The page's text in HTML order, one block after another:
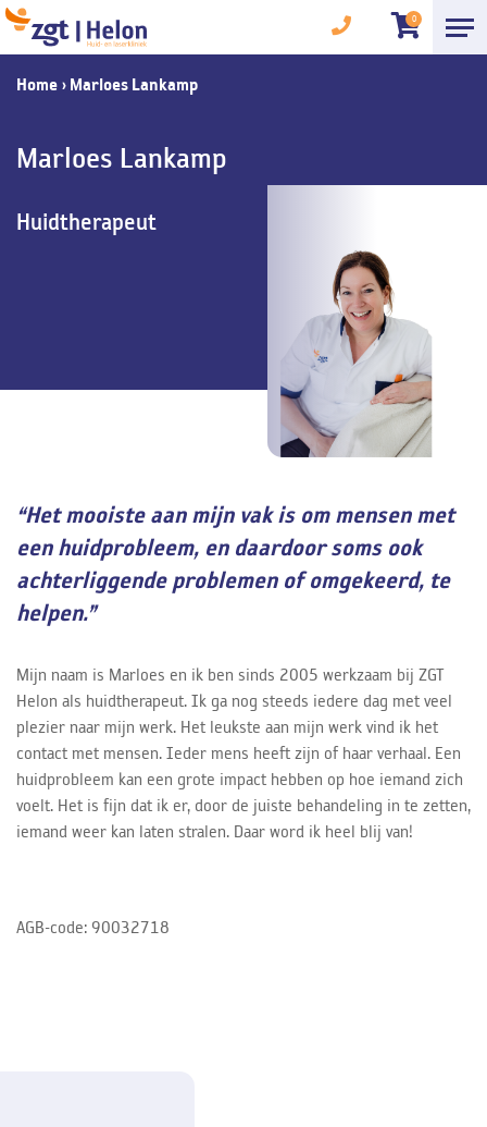
0
Home › Marloes Lankamp
Marloes Lankamp
Huidtherapeut
“Het mooiste aan mijn vak is om mensen met
een huidprobleem, en daardoor soms ook
achterliggende problemen of omgekeerd, te
helpen.”
Mijn naam is Marloes en ik ben sinds 2005 werkzaam bij ZGT
Helon als huidtherapeut. Ik ga nog steeds iedere dag met veel
plezier naar mijn werk. Het leukste aan mijn werk vind ik het
contact met mensen. Ieder mens heeft zijn of haar verhaal. Een
huidprobleem kan een grote impact hebben op hoe iemand zich
voelt. Het is fijn dat ik er, door de juiste behandeling in te zetten,
iemand weer kan laten stralen. Daar word ik heel blij van!
AGB-code: 90032718